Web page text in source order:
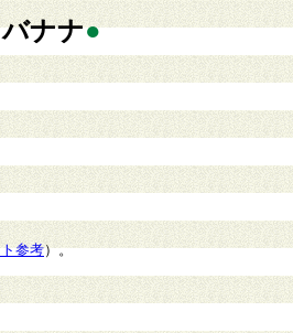
ナナ●
参考）。